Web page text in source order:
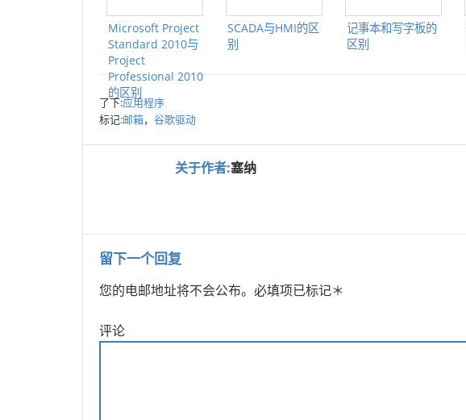
Microsoft Project
Standard 2010与
Project
Professional 2010
的区别
SCADA与HMI的区
别
记事本和写字板的
区别
了下:应用程序
标记:邮箱， 谷歌驱动
关于作者:塞纳
留下一个回复
您的电邮地址将不会公布。 必填项已标记＊
评论